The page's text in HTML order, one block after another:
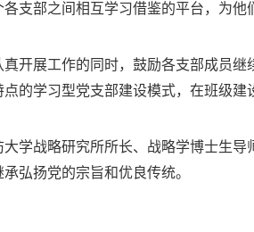
支部之间相互学习借鉴的平台，为他
开展工作的同时，鼓励各支部成员继
的学习型党支部建设模式，在班级建
学战略研究所所长、战略学博士生导
弘扬党的宗旨和优良传统。